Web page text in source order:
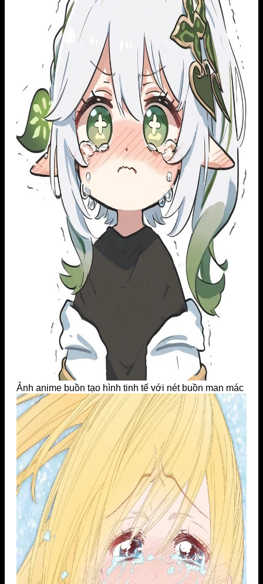
Ảnh anime buồn tạo hình tinh tế với nét buồn man mác